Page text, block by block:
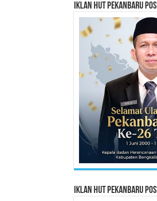
Iklan HUT Pekanbaru Pos
Iklan HUT Pekanbaru Pos